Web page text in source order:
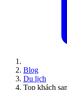
Blog
Du lịch
Top khách